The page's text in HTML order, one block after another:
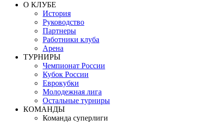
О КЛУБЕ
История
Руководство
Партнеры
Работники клуба
Арена
ТУРНИРЫ
Чемпионат России
Кубок России
Еврокубки
Молодежная лига
Остальные турниры
КОМАНДЫ
Команда суперлиги